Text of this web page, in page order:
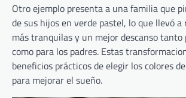
Otro ejemplo presenta a una familia que
de sus hijos en verde pastel, lo que llevó
más tranquilas y un mejor descanso tanto
como para los padres. Estas
beneficios prácticos de elegir los colores
para mejorar el sueño.